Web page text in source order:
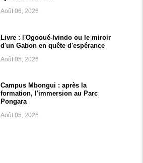
Août 06, 2026
Livre : l'Ogooué-Ivindo ou le miroir
d'un Gabon en quête d'espérance
Août 05, 2026
Campus Mbongui : après la
formation, l'immersion au Parc
Pongara
Août 05, 2026